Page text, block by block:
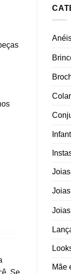
Joias
Mãe